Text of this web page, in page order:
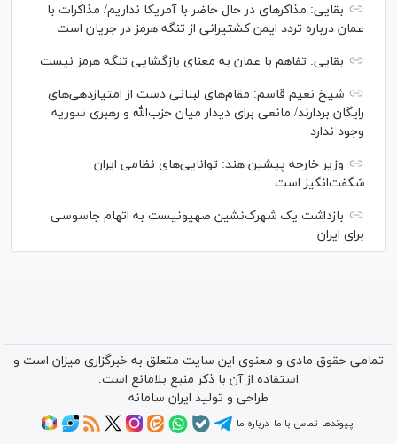
بقایی: مذاکره‎ای در حال حاضر با آمریکا نداریم/ مذاکرات با
عمان درباره تردد ایمن کشتیرانی از تنگه هرمز در جریان است
بقایی: تفاهم با عمان به معنای بازگشایی تنگه هرمز نیست
شیخ نعیم قاسم: مقام‌های لبنانی دست از امتیازدهی‌های
رایگان بردارند/ مانعی برای دیدار میان حزب‌الله و رهبری سوریه
وجود ندارد
وزیر خارجه پیشین هند: توانایی‌های نظامی ایران
شگفت‌انگیز است
بازداشت یک شهرک‌نشین صهیونیست به اتهام جاسوسی
برای ایران
تمامی حقوق مادی و معنوی این سایت متعلق به خبرگزاری میزان است و
استفاده از آن با ذکر منبع بلامانع است.
طراحی و تولید ایران سامانه
پیوندها تماس با ما درباره ما